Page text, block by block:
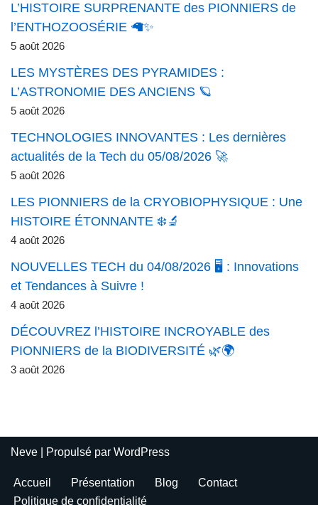
L’HISTOIRE SURPRENANTE des PIONNIERS de
l’ENTHOZOOSÉRIE 🦙✨
5 août 2026
LES MYSTÈRES DES PYRAMIDES :
L’ASTRONOMIE DES ANCIENS 🪐
5 août 2026
TECHNOLOGIES INNOVANTES : Les dernières
actualités de la Tech du 05/08/2026 🚀
5 août 2026
LES PIONNIERS de la CRYOBIOPHYSIQUE : Une
HISTOIRE ÉTONNANTE ❄️🔬
4 août 2026
NOUVELLES TECH du 04/08/2026 🖥️ : Innovations
et Tendances à Suivre !
4 août 2026
DÉCOUVREZ l’HISTOIRE INCROYABLE des
PIONNIERS de la BIODIVERSITÉ 🌿🌍
3 août 2026
Neve | Propulsé par WordPress
Accueil Présentation Blog
Contact
Politique de confidentialité